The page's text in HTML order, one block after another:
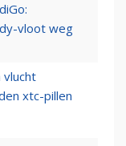
vloot weg
vlucht
xtc-pillen